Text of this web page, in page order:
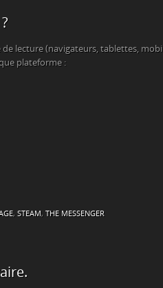
lecture (navigateurs, tablettes,
plateforme :
, STEAM, THE MESSENGER